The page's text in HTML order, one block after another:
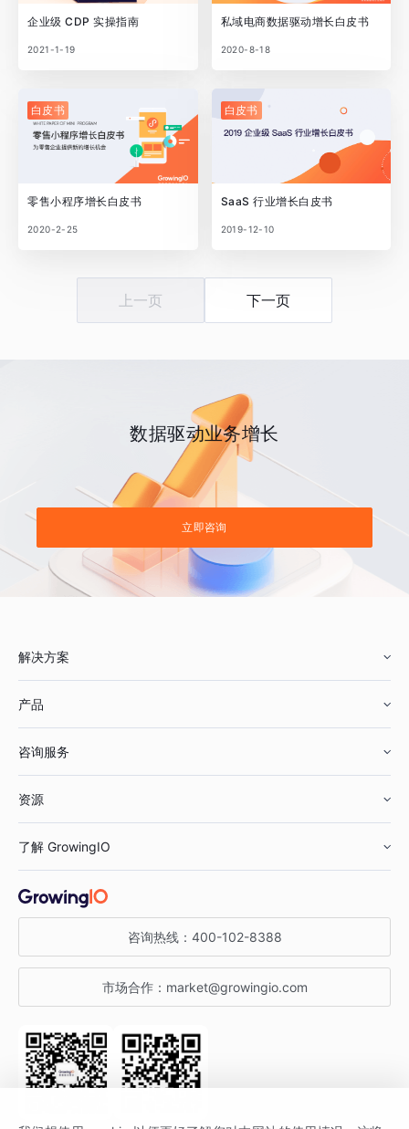
企业级 CDP 实操指南
2021-1-19
私域电商数据驱动增长白皮书
2020-8-18
白皮书
零售小程序增长白皮书
2020-2-25
白皮书
SaaS 行业增长白皮书
2019-12-10
上一页 下一页
数据驱动业务增长
立即咨询
解决方案
鞋服行业
汽车行业
金融行业
产品
智能运营
获客分析
咨询服务
资源
增长公开课
增长博客
开发者文档
SDK 文档
了解 GrowingIO
关于 GrowingIO
增长大会
行业活动
咨询热线： 400-102-8388
市场合作： market@growingio.com